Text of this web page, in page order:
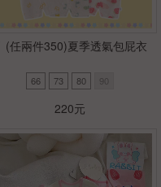
(任兩件350)夏季透氣包屁衣
66 73 80
220元